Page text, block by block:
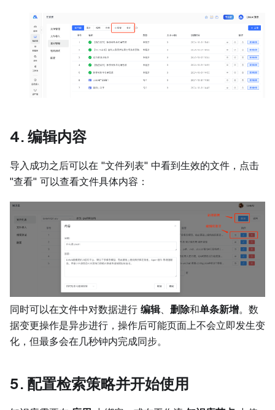
4. 编辑内容
导入成功之后可以在 "文件列表" 中看到生效的文件，点击
"查看" 可以查看文件具体内容：
同时可以在文件中对数据进行 编辑、 删除和单条新增。数
据变更操作是异步进行，操作后可能页面上不会立即发生变
化，但最多会在几秒钟内完成同步。
5. 配置检索策略并开始使用